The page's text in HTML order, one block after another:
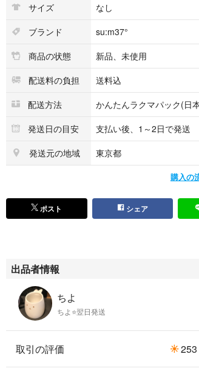
サイズ
なし
ブランド
su:m37°
商品の状態
新品、未使用
配送料の負担
送料込
配送方法
かんたんラクマパック(日
発送日の目安
支払い後、1～2日で発送
発送元の地域
東京都
購入の
ポスト シェア
出品者情報
ちよ
ちよ⭐️翌日発送
取引の評価 253